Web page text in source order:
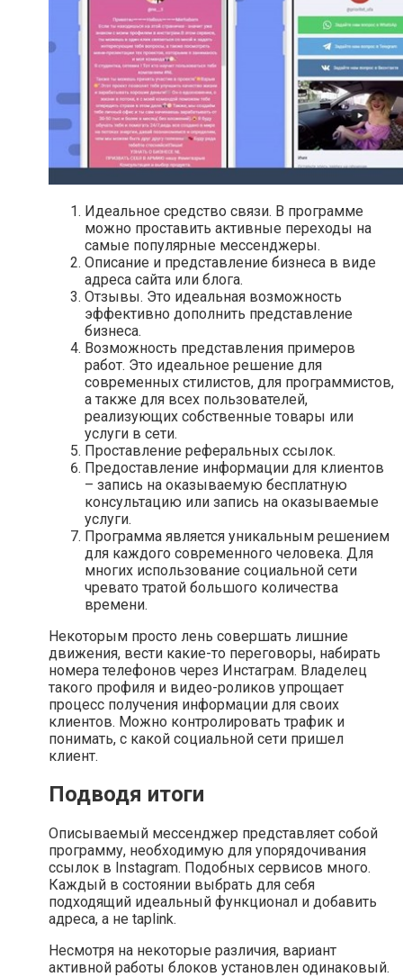
Идеальное средство связи. В программе
можно проставить активные переходы на
самые популярные мессенджеры.
Описание и представление бизнеса в виде
адреса сайта или блога.
Отзывы. Это идеальная возможность
эффективно дополнить представление
бизнеса.
Возможность представления примеров
работ. Это идеальное решение для
современных стилистов, для программистов,
а также для всех пользователей,
реализующих собственные товары или
услуги в сети.
Проставление реферальных ссылок.
Предоставление информации для клиентов
– запись на оказываемую бесплатную
консультацию или запись на оказываемые
услуги.
Программа является уникальным решением
для каждого современного человека. Для
многих использование социальной сети
чревато тратой большого количества
времени.
Некоторым просто лень совершать лишние
движения, вести какие-то переговоры, набирать
номера телефонов через Инстаграм. Владелец
такого профиля и видео-роликов упрощает
процесс получения информации для своих
клиентов. Можно контролировать трафик и
понимать, с какой социальной сети пришел
клиент.
Подводя итоги
Описываемый мессенджер представляет собой
программу, необходимую для упорядочивания
ссылок в Instagram. Подобных сервисов много.
Каждый в состоянии выбрать для себя
подходящий идеальный функционал и добавить
адреса, а не taplink.
Несмотря на некоторые различия, вариант
активной работы блоков установлен одинаковый.